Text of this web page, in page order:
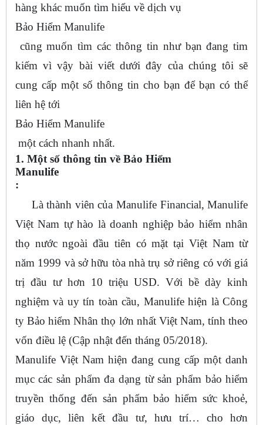
hàng khác muốn tìm hiểu về dịch vụ
Bảo Hiểm Manulife
cũng muốn tìm các thông tin như bạn đang tim
kiếm vì vậy bài viết dưới đây của chúng tôi sẽ
cung cấp một số thông tin cho bạn để bạn có thể
liên hệ tới
Bảo Hiểm Manulife
một cách nhanh nhất.
1. Một số thông tin về Bảo Hiểm
Manulife
:
Là thành viên của Manulife Financial, Manulife
Việt Nam tự hào là doanh nghiệp bảo hiểm nhân
thọ nước ngoài đầu tiên có mặt tại Việt Nam từ
năm 1999 và sở hữu tòa nhà trụ sở riêng có với giá
trị đầu tư hơn 10 triệu USD. Với bề dày kinh
nghiệm và uy tín toàn cầu, Manulife hiện là Công
ty Bảo hiểm Nhân thọ lớn nhất Việt Nam, tính theo
vốn điều lệ (Cập nhật đến tháng 05/2018).
Manulife Việt Nam hiện đang cung cấp một danh
mục các sản phẩm đa dạng từ sản phẩm bảo hiểm
truyền thống đến sản phẩm bảo hiểm sức khoẻ,
giáo dục, liên kết đầu tư, hưu trí… cho hơn